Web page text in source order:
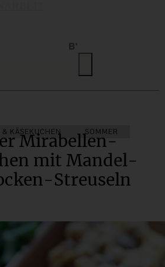
BLECHKUCHEN
& KÄSEKUCHEN SOMMER
Mirabellen-
mit Mandel-
Streuseln